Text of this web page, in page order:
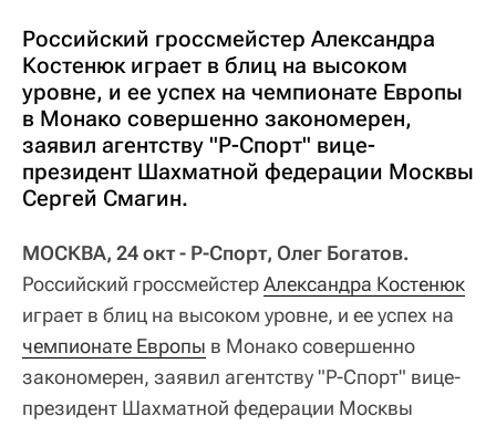
Российский гроссмейстер Александра
Костенюк играет в блиц на высоком
уровне, и ее успех на чемпионате Европы
в Монако совершенно закономерен,
заявил агентству "Р-Спорт" вице-
президент Шахматной федерации Москвы
Сергей Смагин.
МОСКВА, 24 окт - Р-Спорт, Олег Богатов.
Российский гроссмейстерАлександра Костенюк
играет в блиц на высоком уровне, и ее успех на
чемпионате Европы в Монако совершенно
закономерен, заявил агентству "Р-Спорт" вице-
президент Шахматной федерации Москвы